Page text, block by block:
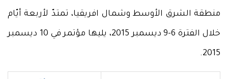
منطقة الشرق الأوسط وشمال افريقيا، تمتدّ لأربعة أيّام
خلال الفترة 6-9 ديسمبر 2015، يليها مؤتمر في 10 ديسمبر
2015.